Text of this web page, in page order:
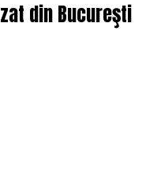
din Bucureşti